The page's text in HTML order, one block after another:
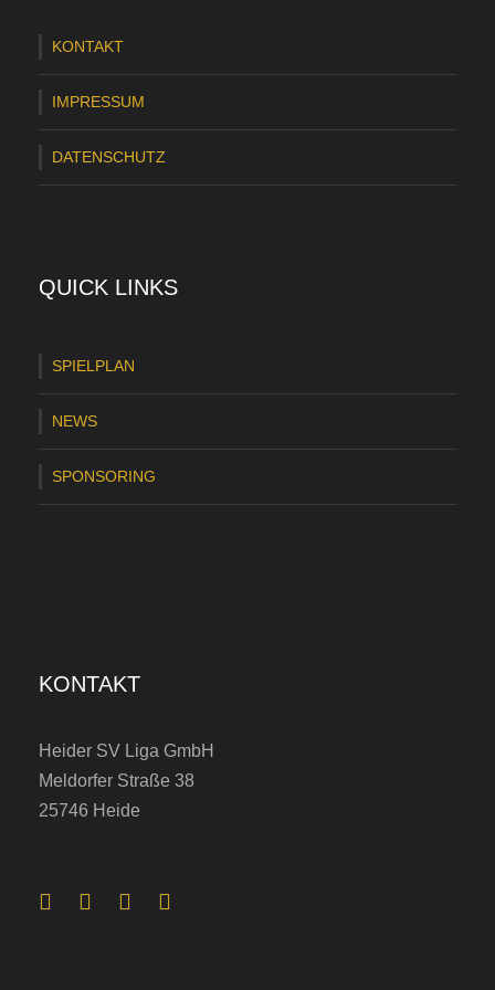
ä
s
e
t
o
n
s
h
v
n
M
KONTAKT
IMPRESSUM
DATENSCHUTZ
QUICK LINKS
SPIELPLAN
NEWS
SPONSORING
KONTAKT
Heider SV Liga GmbH
Meldorfer Straße 38
25746 Heide